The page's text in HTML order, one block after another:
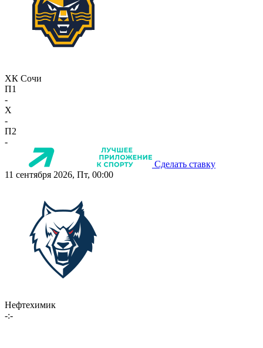
ХК Сочи
П1
-
X
-
П2
-
Сделать ставку
11 сентября 2026, Пт, 00:00
Нефтехимик
-:-